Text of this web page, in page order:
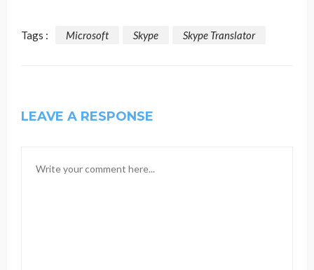
Tags : Microsoft Skype Skype Translator
LEAVE A RESPONSE